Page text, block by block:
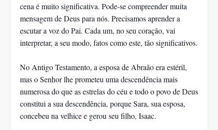
cena é muito significativa. Pode-se compreender muita
mensagem de Deus para nós. Precisamos aprender a
escutar a voz do Pai. Cada um, no seu coração, vai
interpretar, a seu modo, fatos como este, tão significativos.
No Antigo Testamento, a esposa de Abraão era estéril,
mas o Senhor lhe prometeu uma descendência mais
numerosa do que as estrelas do céu e todo o povo de Deus
constitui a sua descendência, porque Sara, sua esposa,
concebeu na velhice e gerou seu filho, Isaac.